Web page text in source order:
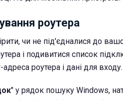
роутера
чи не під'єдналися до
і подивитися список
роутера і дані для входу.
" у рядок пошуку Windows,